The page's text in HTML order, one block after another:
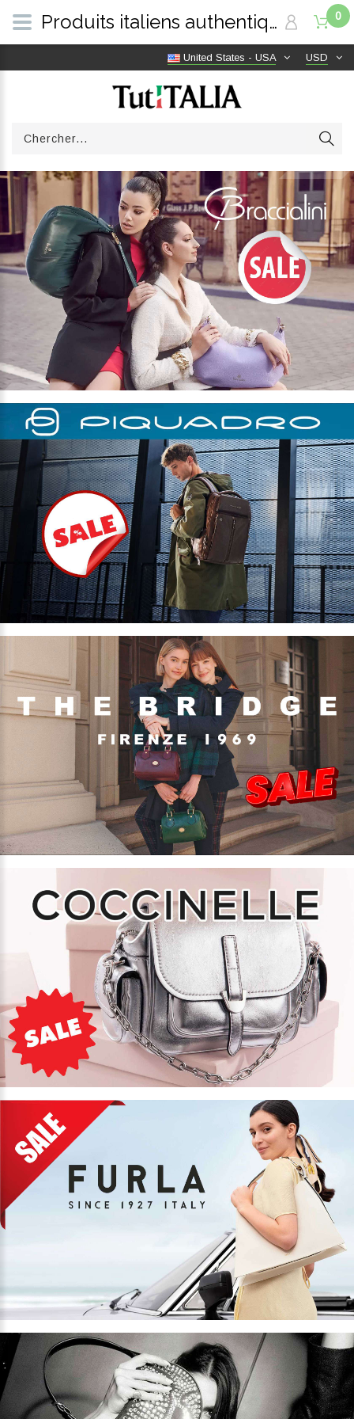
USD
United States - USA
0
Produits italiens authentiques, livraison gratuite dans le monde entier | TutITALIA